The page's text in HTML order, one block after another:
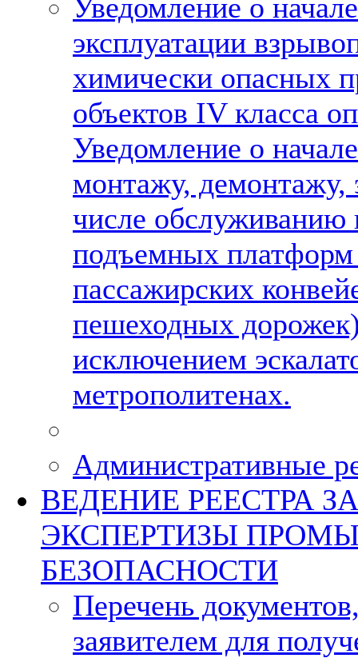
Уведомление о
эксплуатации
химически опасных
объектов IV класса
Уведомление о
монтажу, демонтажу,
числе обслуживанию
подъемных платформ
пассажирских
пешеходных
исключением
метрополитенах.
Административные
ВЕДЕНИЕ РЕЕСТРА
ЭКСПЕРТИЗЫ
БЕЗОПАСНОСТИ
Перечень
заявителем для